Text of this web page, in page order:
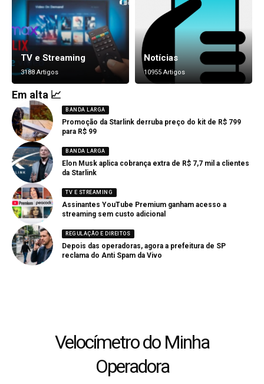
TV e Streaming
3188 Artigos
Notícias
10955 Artigos
Em alta 📈
BANDA LARGA
Promoção da Starlink derruba preço do kit de R$ 799
para R$ 99
BANDA LARGA
Elon Musk aplica cobrança extra de R$ 7,7 mil a clientes
da Starlink
TV E STREAMING
Assinantes YouTube Premium ganham acesso a
streaming sem custo adicional
REGULAÇÃO E DIREITOS
Depois das operadoras, agora a prefeitura de SP
reclama do Anti Spam da Vivo
Velocímetro do Minha
Operadora